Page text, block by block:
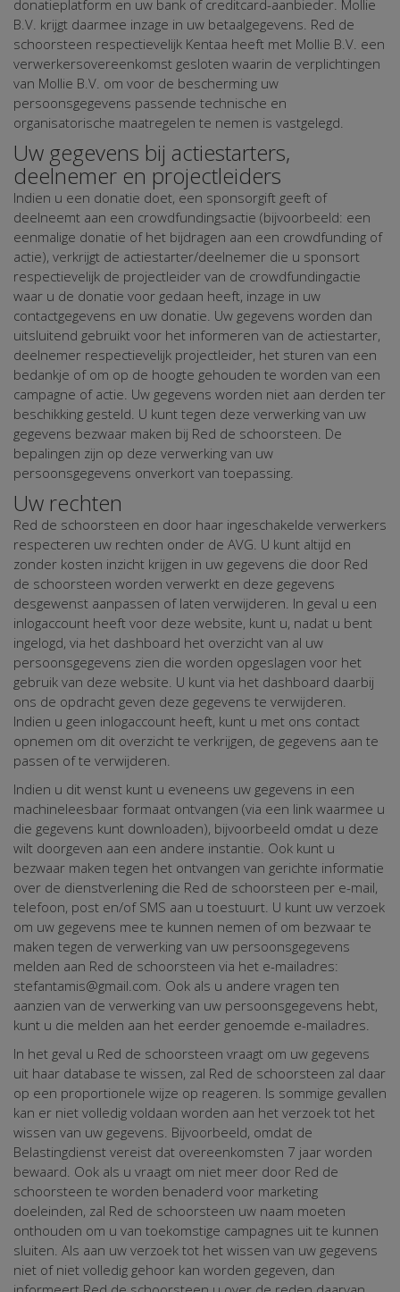
donatieplatform en uw bank of creditcard-aanbieder. Mollie
B.V. krijgt daarmee inzage in uw betaalgegevens. Red de
schoorsteen respectievelijk Kentaa heeft met Mollie B.V. een
verwerkersovereenkomst gesloten waarin de verplichtingen
van Mollie B.V. om voor de bescherming uw
persoonsgegevens passende technische en
organisatorische maatregelen te nemen is vastgelegd.
Uw gegevens bij actiestarters,
deelnemer en projectleiders
Indien u een donatie doet, een sponsorgift geeft of
deelneemt aan een crowdfundingsactie (bijvoorbeeld: een
eenmalige donatie of het bijdragen aan een crowdfunding of
actie), verkrijgt de actiestarter/deelnemer die u sponsort
respectievelijk de projectleider van de crowdfundingactie
waar u de donatie voor gedaan heeft, inzage in uw
contactgegevens en uw donatie. Uw gegevens worden dan
uitsluitend gebruikt voor het informeren van de actiestarter,
deelnemer respectievelijk projectleider, het sturen van een
bedankje of om op de hoogte gehouden te worden van een
campagne of actie. Uw gegevens worden niet aan derden ter
beschikking gesteld. U kunt tegen deze verwerking van uw
gegevens bezwaar maken bij Red de schoorsteen. De
bepalingen zijn op deze verwerking van uw
persoonsgegevens onverkort van toepassing.
Uw rechten
Red de schoorsteen en door haar ingeschakelde verwerkers
respecteren uw rechten onder de AVG. U kunt altijd en
zonder kosten inzicht krijgen in uw gegevens die door Red
de schoorsteen worden verwerkt en deze gegevens
desgewenst aanpassen of laten verwijderen. In geval u een
inlogaccount heeft voor deze website, kunt u, nadat u bent
ingelogd, via het dashboard het overzicht van al uw
persoonsgegevens zien die worden opgeslagen voor het
gebruik van deze website. U kunt via het dashboard daarbij
ons de opdracht geven deze gegevens te verwijderen.
Indien u geen inlogaccount heeft, kunt u met ons contact
opnemen om dit overzicht te verkrijgen, de gegevens aan te
passen of te verwijderen.
Indien u dit wenst kunt u eveneens uw gegevens in een
machineleesbaar formaat ontvangen (via een link waarmee u
die gegevens kunt downloaden), bijvoorbeeld omdat u deze
wilt doorgeven aan een andere instantie. Ook kunt u
bezwaar maken tegen het ontvangen van gerichte informatie
over de dienstverlening die Red de schoorsteen per e-mail,
telefoon, post en/of SMS aan u toestuurt. U kunt uw verzoek
om uw gegevens mee te kunnen nemen of om bezwaar te
maken tegen de verwerking van uw persoonsgegevens
melden aan Red de schoorsteen via het e-mailadres:
stefantamis@gmail.com. Ook als u andere vragen ten
aanzien van de verwerking van uw persoonsgegevens hebt,
kunt u die melden aan het eerder genoemde e-mailadres.
In het geval u Red de schoorsteen vraagt om uw gegevens
uit haar database te wissen, zal Red de schoorsteen zal daar
op een proportionele wijze op reageren. Is sommige gevallen
kan er niet volledig voldaan worden aan het verzoek tot het
wissen van uw gegevens. Bijvoorbeeld, omdat de
Belastingdienst vereist dat overeenkomsten 7 jaar worden
bewaard. Ook als u vraagt om niet meer door Red de
schoorsteen te worden benaderd voor marketing
doeleinden, zal Red de schoorsteen uw naam moeten
onthouden om u van toekomstige campagnes uit te kunnen
sluiten. Als aan uw verzoek tot het wissen van uw gegevens
niet of niet volledig gehoor kan worden gegeven, dan